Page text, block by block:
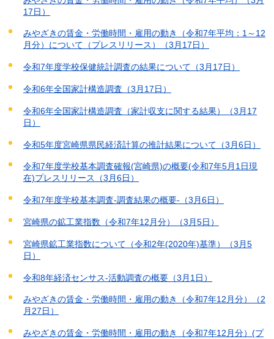
17日）
みやざきの賃金・労働時間・雇用の動き（令和7年平均：1～12
月分）について（プレスリリース）（3月17日）
令和7年度学校保健統計調査の結果について（3月17日）
令和6年全国家計構造調査（3月17日）
令和6年全国家計構造調査（家計収支に関する結果）（3月17
日）
令和5年度宮崎県県民経済計算の推計結果について（3月6日）
令和7年度学校基本調査確報(宮崎県)の概要(令和7年5月1日現
在)プレスリリース（3月6日）
令和7年度学校基本調査-調査結果の概要-（3月6日）
宮崎県の鉱工業指数（令和7年12月分）（3月5日）
宮崎県鉱工業指数について（令和2年(2020年)基準）（3月5
日）
令和8年経済センサス-活動調査の概要（3月1日）
みやざきの賃金・労働時間・雇用の動き（令和7年12月分）（2
月27日）
みやざきの賃金・労働時間・雇用の動き（令和7年12月分）(プ